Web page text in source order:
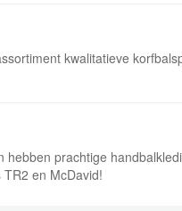
kwalitatieve
hebben prachtige
en McDavid!